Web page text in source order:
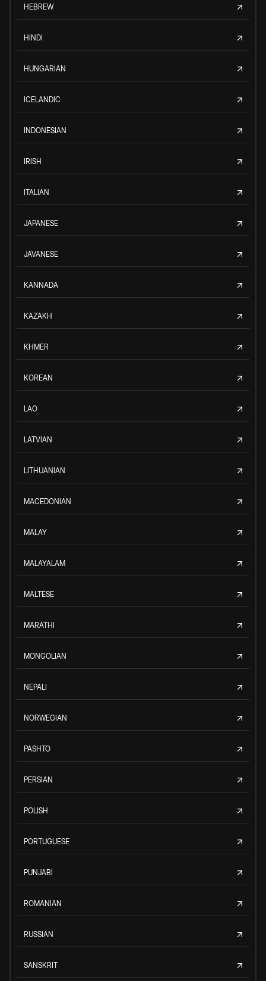
HEBREW
HINDI
HUNGARIAN
ICELANDIC
INDONESIAN
IRISH
ITALIAN
JAPANESE
JAVANESE
KANNADA
KAZAKH
KHMER
KOREAN
LAO
LATVIAN
LITHUANIAN
MACEDONIAN
MALAY
MALAYALAM
MALTESE
MARATHI
MONGOLIAN
NEPALI
NORWEGIAN
PASHTO
PERSIAN
POLISH
PORTUGUESE
PUNJABI
ROMANIAN
RUSSIAN
SANSKRIT